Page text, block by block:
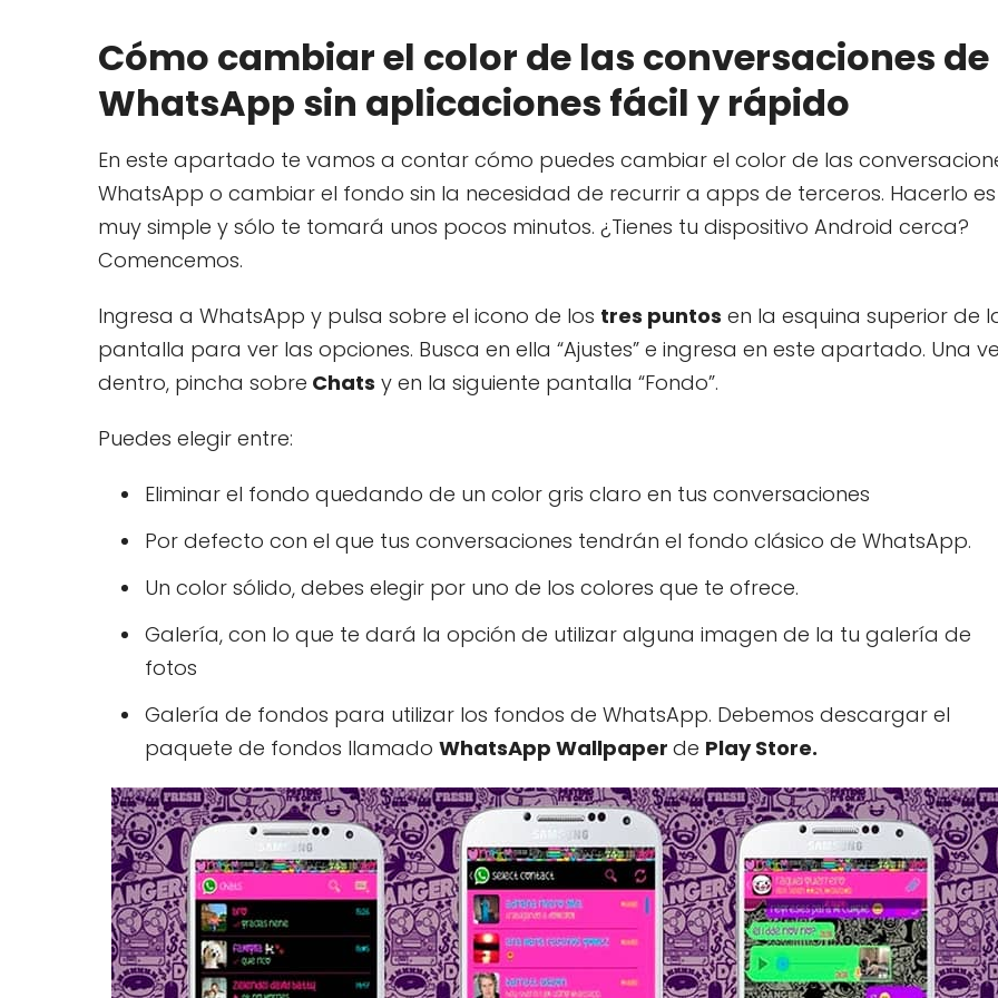
Cómo cambiar el color de las conversaciones de
WhatsApp sin aplicaciones fácil y rápido
En este apartado te vamos a contar cómo puedes cambiar el color de las
WhatsApp o cambiar el fondo sin la necesidad de recurrir a apps de terceros. Hacerlo es
muy simple y sólo te tomará unos pocos minutos. ¿Tienes tu dispositivo Android cerca?
Comencemos.
Ingresa a WhatsApp y pulsa sobre el icono de los tres puntos en la esquina superior de
pantalla para ver las opciones. Busca en ella “Ajustes” e ingresa en este apartado. Una
dentro, pincha sobre Chats y en la siguiente pantalla “Fondo”.
Puedes elegir entre:
Eliminar el fondo quedando de un color gris claro en tus conversaciones
Por defecto con el que tus conversaciones tendrán el fondo clásico de WhatsApp.
Un color sólido, debes elegir por uno de los colores que te ofrece.
Galería, con lo que te dará la opción de utilizar alguna imagen de la tu galería de
fotos
Galería de fondos para utilizar los fondos de WhatsApp. Debemos descargar el
paquete de fondos llamado WhatsApp Wallpaper de Play Store.